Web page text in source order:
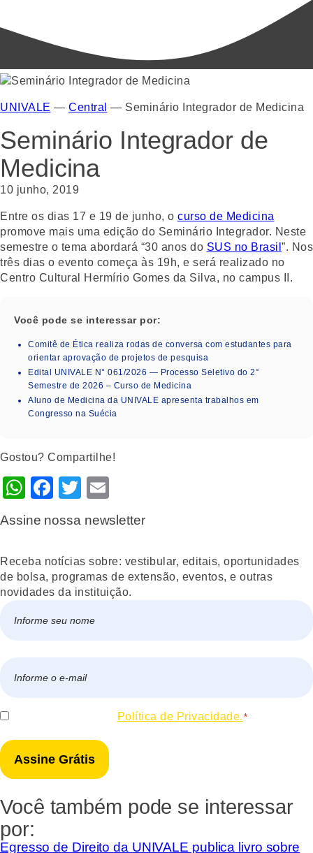
UNIVALE — Central — Seminário Integrador de Medicina
Seminário Integrador de
Medicina
10 junho, 2019
Entre os dias 17 e 19 de junho, o curso de Medicina
promove mais uma edição do Seminário Integrador. Neste
semestre o tema abordará “30 anos do SUS no Brasil ”. Nos
três dias o evento começa às 19h, e será realizado no
Centro Cultural Hermírio Gomes da Silva, no campus II.
Você pode se interessar por:
Comitê de Ética realiza rodas de conversa com estudantes para
orientar aprovação de projetos de pesquisa
Edital UNIVALE N° 061/2026 — Processo Seletivo do 2°
Semestre de 2026 – Curso de Medicina
Aluno de Medicina da UNIVALE apresenta trabalhos em
Congresso na Suécia
Gostou? Compartilhe!
WhatsApp
Facebook
Twitter
Assine nossa newsletter
Receba notícias sobre: vestibular, editais, oportunidades
de bolsa, programas de extensão, eventos, e outras
novidades da instituição.
mail
Consentir Política de Privacidade. *
Você também pode se interessar
por:
Egresso de Direito da UNIVALE publica livro sobre